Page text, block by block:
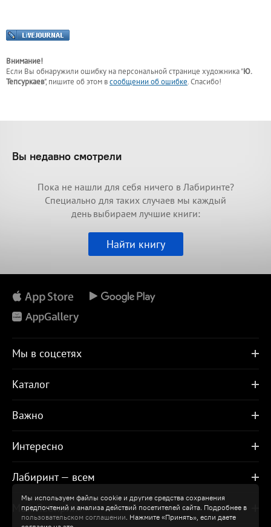
Внимание!
Если Вы обнаружили ошибку на персональной странице художника "Ю.
Тепсуркаев", пишите об этом всообщении об ошибке. Спасибо!
Мы используем файлы cookie и другие средства сохранения
предпочтений и анализа действий посетителей сайта. Подробнее в
пользовательском соглашении. Нажмите «Принять», если даете
Вы недавно смотрели
Пока не нашли для себя ничего в Лабиринте?
Специально для таких случаев мы каждый
день выбираем лучшие книги:
Найти книгу
Мы в соцсетях
Каталог
Важно
Интересно
Лабиринт — всем
Мой Лабиринт